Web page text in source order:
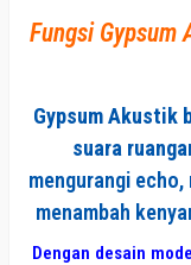
Fungsi Gypsum
Gypsum Akustik
suara
mengurangi
menambah
Dengan desain